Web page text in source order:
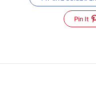
Pin It